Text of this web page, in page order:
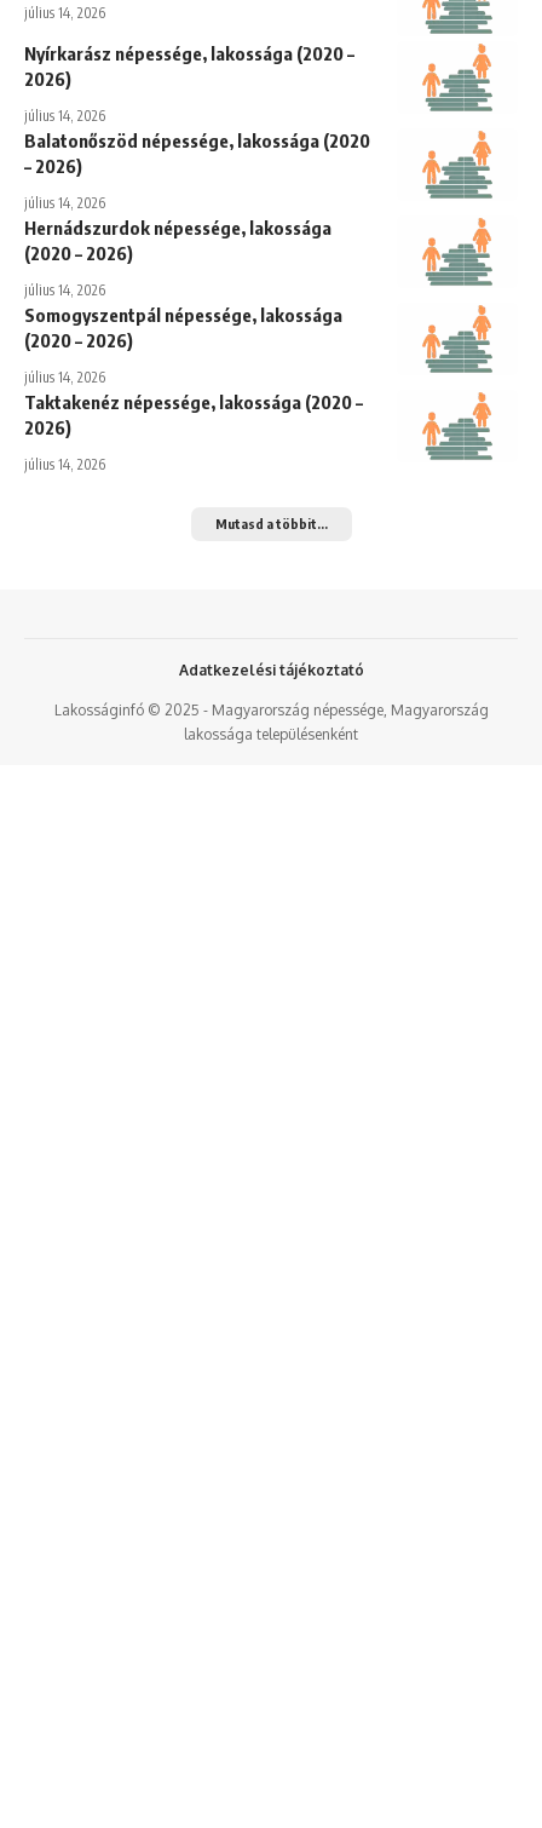
július 14, 2026
Nyírkarász népessége, lakossága (2020 –
2026)
július 14, 2026
Balatonőszöd népessége, lakossága (2020
– 2026)
július 14, 2026
Hernádszurdok népessége, lakossága
(2020 – 2026)
július 14, 2026
Somogyszentpál népessége, lakossága
(2020 – 2026)
július 14, 2026
Taktakenéz népessége, lakossága (2020 –
2026)
július 14, 2026
Mutasd a többit...
Lakosságinfó © 2025 - Magyarország népessége, Magyarország
lakossága településenként
Adatkezelési tájékoztató